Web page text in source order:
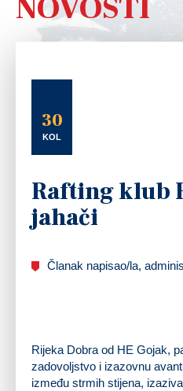
NOVOSTI
30
KOL
Rafting klub
jahači
Članak napisao/la,
Rijeka Dobra od HE Gojak,
zadovoljstvo i izazovnu
između strmih stijena,